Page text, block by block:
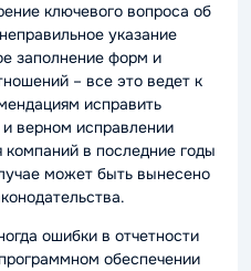
ключевого вопроса об
указание
заполнение форм и
– все это ведет к
исправить
верном исправлении
в последние годы
может быть вынесено
ошибки в отчетности
обеспечении